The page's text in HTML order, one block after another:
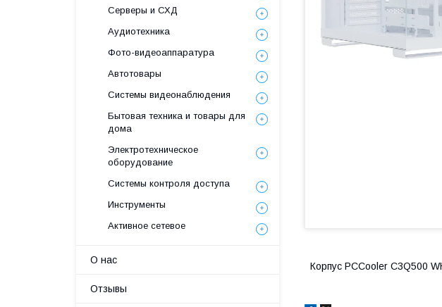
Корпус PCCooler C3Q500
Серверы и СХД
Аудиотехника
Фото-видеоаппаратура
Автотовары
Системы видеонаблюдения
Бытовая техника и товары для
дома
Электротехническое
оборудование
Системы контроля доступа
Инструменты
Активное сетевое
О нас
Отзывы